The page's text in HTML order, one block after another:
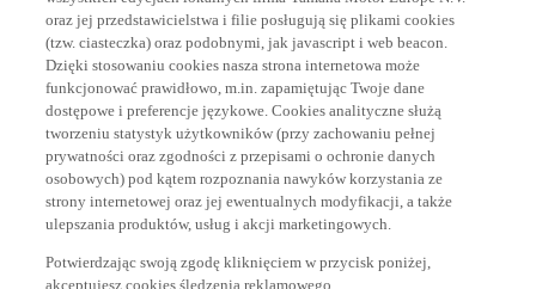
oraz jej przedstawicielstwa i filie posługują się plikami cookies
(tzw. ciasteczka) oraz podobnymi, jak javascript i web beacon.
Dzięki stosowaniu cookies nasza strona internetowa może
funkcjonować prawidłowo, m.in. zapamiętując Twoje dane
dostępowe i preferencje językowe. Cookies analityczne służą
tworzeniu statystyk użytkowników (przy zachowaniu pełnej
prywatności oraz zgodności z przepisami o ochronie danych
osobowych) pod kątem rozpoznania nawyków korzystania ze
strony internetowej oraz jej ewentualnych modyfikacji, a także
ulepszania produktów, usług i akcji marketingowych.
Potwierdzając swoją zgodę kliknięciem w przycisk poniżej,
akceptujesz cookies śledzenia reklamowego